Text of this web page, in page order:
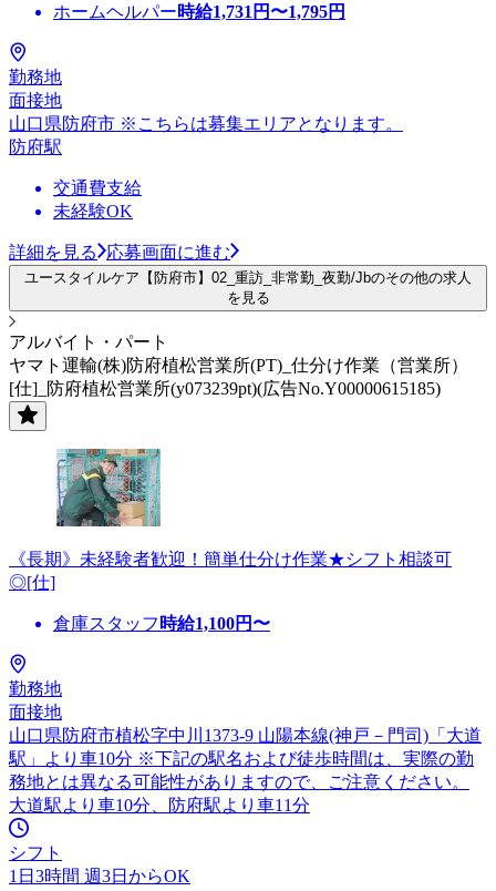
ホームヘルパー時給1,731 円〜1,795円
勤務地
面接地
山口県防府市 ※こちらは募集エリアとなります。
防府駅
交通費支給
未経験OK
詳細を見る 応募画面に進む
ユースタイルケア【防府市】02_重訪_非常勤_夜勤/Jbのその他の求人
を見る
アルバイト・パート
ヤマト運輸(株)防府植松営業所(PT)_仕分け作業（営業所）
[仕]_防府植松営業所(y073239pt)(広告No.Y00000615185)
《長期》未経験者歓迎！簡単仕分け作業★シフト相談可
◎[仕]
倉庫スタッフ 時給1,100円〜
勤務地
面接地
山口県防府市植松字中川1373-9 山陽本線(神戸－門司)「大道
駅」より車10分 ※下記の駅名および徒歩時間は、実際の勤
務地とは異なる可能性がありますので、ご注意ください。
大道駅より車10分、防府駅より車11分
シフト
1日3時間 週3日からOK